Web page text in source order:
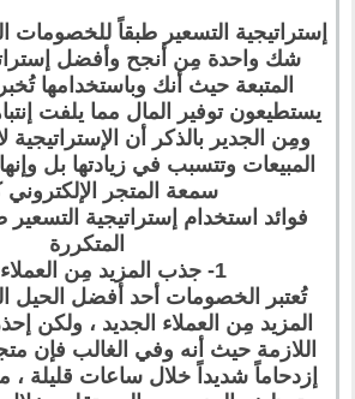
إستراتيجية التسعير طبقاً
شك واحدة مِن أنجح وأفضل
المتبعة حيث أنك وباستخدامها
يستطيعون توفير المال مما يلفت
ومِن الجدير بالذكر أن
المبيعات وتتسبب في زيادتها بل
سمعة المتجر الإلكتروني
فوائد استخدام إستراتيجية
المتكررة
1- جذب المزيد مِن العملاء الجدد
تُعتبر الخصومات أحد أفضل الحيل
المزيد مِن العملاء الجديد ، ولكن
اللازمة حيث أنه وفي الغالب
إزدحاماً شديداً خلال ساعات قليلة ،